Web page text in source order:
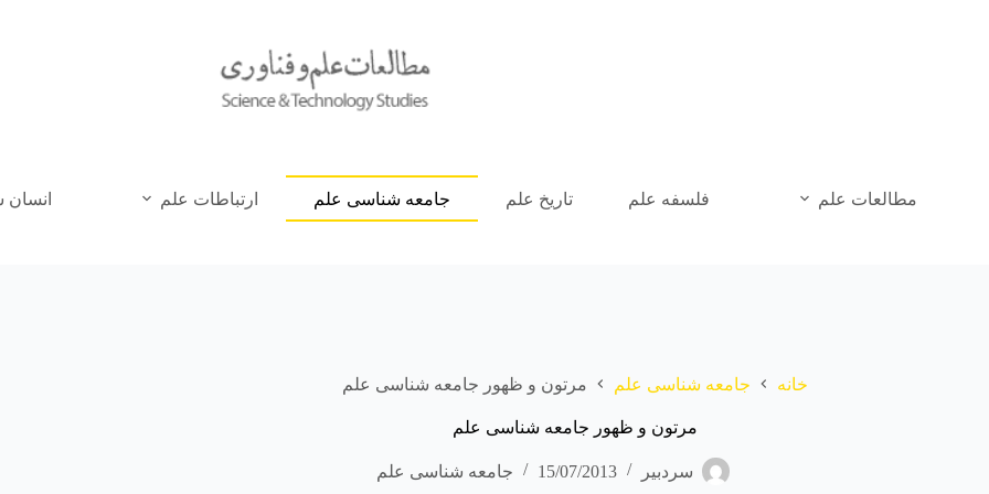
مطالعات علم فلسفه علم تاریخ علم جامعه شناسی علم ارتباطات علم
خانه جامعه شناسی علم مرتون و ظهور جامعه شناسی علم
مرتون و ظهور جامعه شناسی علم
سردبیر 15/07/2013 جامعه شناسی علم